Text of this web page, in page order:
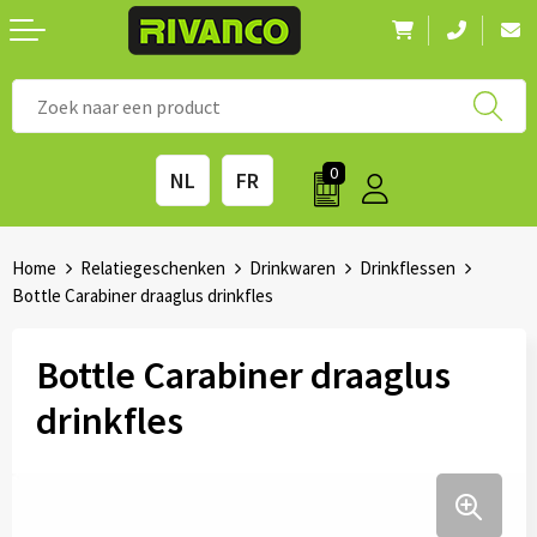
NL FR 0
Kantoorartikelen
Outdoor & vrije tijd
Technologie & Accessoires
◼ Eco-producten
◼ Survival gear
◼ Beurzen
◼ Feestdagen
Home Relatiegeschenken Drinkwaren
Drinkflessen
Bottle Carabiner draaglus drinkfles
Bottle Carabiner draaglus
drinkfles